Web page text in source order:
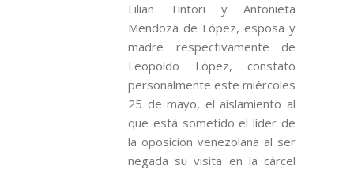
Lilian Tintori y Antonieta
Mendoza de López, esposa y
madre respectivamente de
Leopoldo López, constató
personalmente este miércoles
25 de mayo, el aislamiento al
que está sometido el líder de
la oposición venezolana al ser
negada su visita en la cárcel